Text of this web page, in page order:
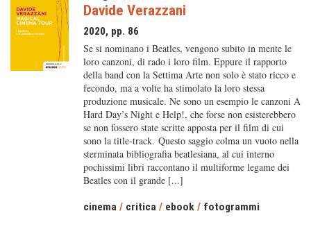
Davide Verazzani
2020, pp. 86
Se si nominano i Beatles, vengono subito in mente le
loro canzoni, di rado i loro film. Eppure il rapporto
della band con la Settima Arte non solo è stato ricco e
fecondo, ma a volte ha stimolato la loro stessa
produzione musicale. Ne sono un esempio le canzoni A
Hard Day’s Night e Help!, che forse non esisterebbero
se non fossero state scritte apposta per il film di cui
sono la title-track. Questo saggio colma un vuoto nella
sterminata bibliografia beatlesiana, al cui interno
pochissimi libri raccontano il multiforme legame dei
Beatles con il grande [...]
cinema / critica / ebook / fotogrammi